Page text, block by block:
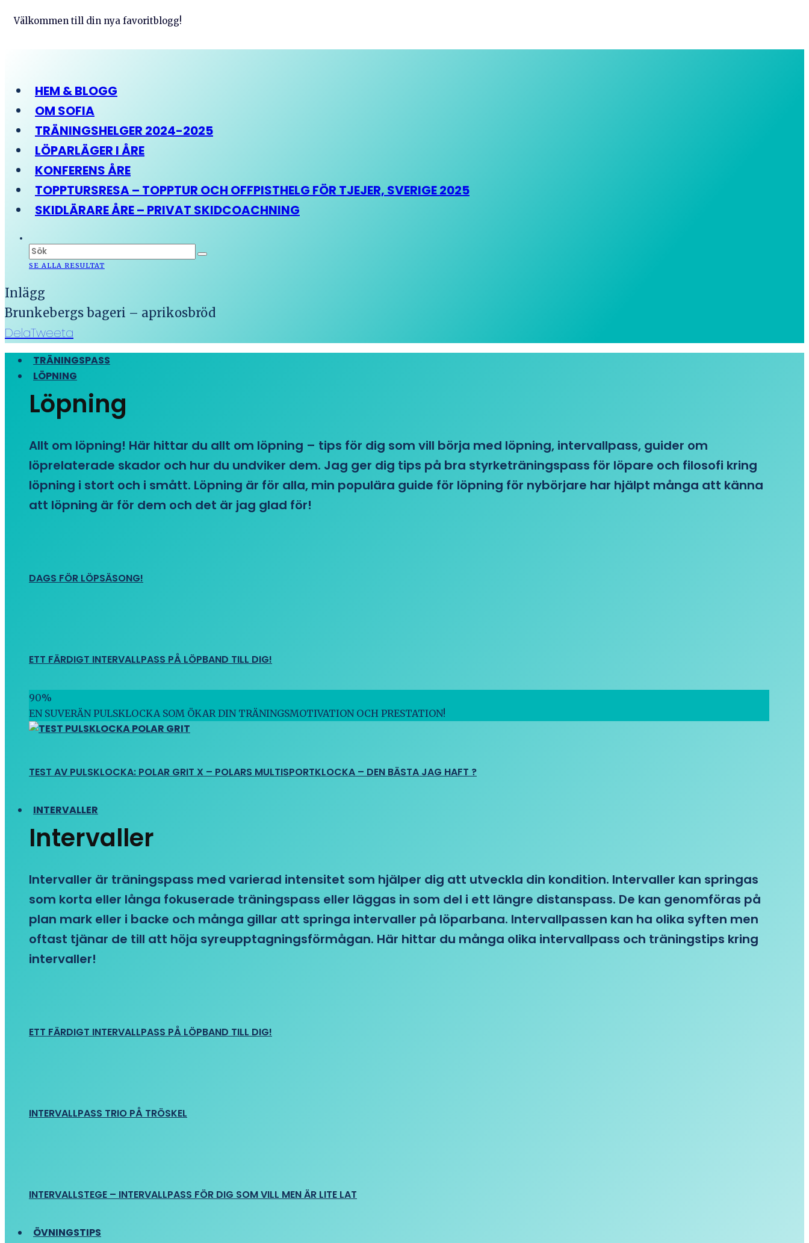
Välkommen till din nya favoritblogg!
HEM & BLOGG
OM SOFIA
TRÄNINGSHELGER 2024-2025
LÖPARLÄGER I ÅRE
KONFERENS ÅRE
TOPPTURSRESA – TOPPTUR OCH OFFPISTHELG FÖR TJEJER, SVERIGE 2025
SKIDLÄRARE ÅRE – PRIVAT SKIDCOACHNING
SE ALLA RESULTAT
Inlägg
Brunkebergs bageri – aprikosbröd
DelaTweeta
TRÄNINGSPASS
LÖPNING
Löpning
Allt om löpning! Här hittar du allt om löpning – tips för dig som vill börja med löpning, intervallpass, guider om
löprelaterade skador och hur du undviker dem. Jag ger dig tips på bra styrketräningspass för löpare och filosofi kring
löpning i stort och i smått. Löpning är för alla, min populära guide för löpning för nybörjare har hjälpt många att känna
att löpning är för dem och det är jag glad för!
DAGS FÖR LÖPSÄSONG!
ETT FÄRDIGT INTERVALLPASS PÅ LÖPBAND TILL DIG!
90%
EN SUVERÄN PULSKLOCKA SOM ÖKAR DIN TRÄNINGSMOTIVATION OCH PRESTATION!
TEST AV PULSKLOCKA: POLAR GRIT X – POLARS MULTISPORTKLOCKA – DEN BÄSTA JAG HAFT ?
INTERVALLER
Intervaller
Intervaller är träningspass med varierad intensitet som hjälper dig att utveckla din kondition. Intervaller kan springas
som korta eller långa fokuserade träningspass eller läggas in som del i ett längre distanspass. De kan genomföras på
plan mark eller i backe och många gillar att springa intervaller på löparbana. Intervallpassen kan ha olika syften men
oftast tjänar de till att höja syreupptagningsförmågan. Här hittar du många olika intervallpass och träningstips kring
intervaller!
ETT FÄRDIGT INTERVALLPASS PÅ LÖPBAND TILL DIG!
INTERVALLPASS TRIO PÅ TRÖSKEL
INTERVALLSTEGE – INTERVALLPASS FÖR DIG SOM VILL MEN ÄR LITE LAT
ÖVNINGSTIPS